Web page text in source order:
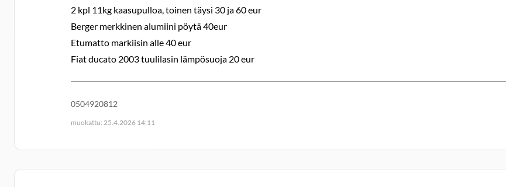
2 kpl 11kg kaasupulloa, toinen täysi 30 ja 60 eur
Berger merkkinen alumiini pöytä 40eur
Etumatto markiisin alle 40 eur
Fiat ducato 2003 tuulilasin lämpösuoja 20 eur
0504920812
muokattu: 25.4.2026 14:11